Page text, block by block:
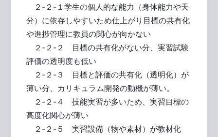
２-２-１学生の個人的な能力（身体能力や天
分）に依存しやすいため仕上がり目標の共有化
や進捗管理に教員の関心が向かない
２-２-２ 目標の共有化がない分、実習試験
評価の透明度も低い
２-２-３ 目標と評価の共有化（透明化）が
薄い分、カリキュラム開発の動機が薄い。
２-２-４ 技能実習が多いため、実習目標の
高度化関心が薄い
２-２-５ 実習設備（物や素材）が教材化